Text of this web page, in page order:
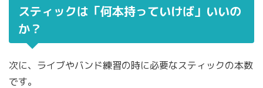
スティックは「何本持っていけば」いいの
か？
次に、ライブやバンド練習の時に必要なスティックの本数
です。